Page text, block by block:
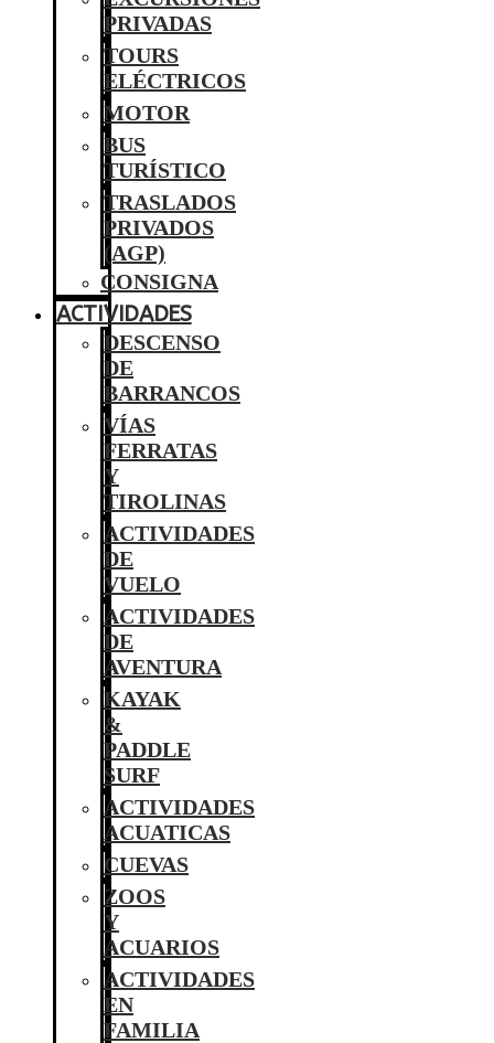
PRIVADAS
TOURS
ELÉCTRICOS
MOTOR
BUS
TURÍSTICO
TRASLADOS
PRIVADOS
(AGP)
CONSIGNA
ACTIVIDADES
DESCENSO
DE
BARRANCOS
VÍAS
FERRATAS
Y
TIROLINAS
ACTIVIDADES
DE
VUELO
ACTIVIDADES
DE
AVENTURA
KAYAK
&
PADDLE
SURF
ACTIVIDADES
ACUATICAS
CUEVAS
ZOOS
Y
ACUARIOS
ACTIVIDADES
EN
FAMILIA